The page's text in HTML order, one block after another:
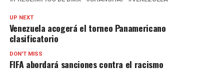
UP NEXT
Venezuela acogerá el torneo Panamericano
clasificatorio
DON'T MISS
FIFA abordará sanciones contra el racismo